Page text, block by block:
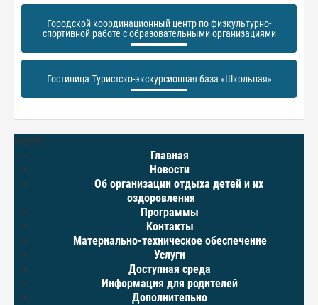
Городской координационный центр по физкультурно-
спортивной работе с образовательными организациями
Гостиница Туристско-экскурсионная база «Школьная»
МЕНЮ
Главная
Новости
Об организации отдыха детей и их
оздоровления
Программы
Контакты
Материально-техническое обеспечение
Услуги
Доступная среда
Информация для родителей
Дополнительно